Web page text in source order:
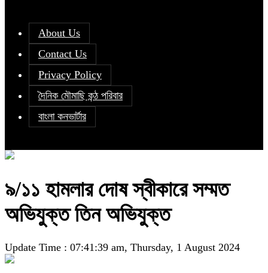
About Us
Contact Us
Privacy Policy
দৈনিক মৌমাছি কন্ঠ পরিবার
বাংলা কনভার্টার
৯/১১ হামলার দোষ স্বীকারে সম্মত
অভিযুক্ত তিন অভিযুক্ত
Update Time : 07:41:39 am, Thursday, 1 August 2024